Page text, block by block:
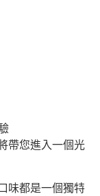
帶您進入一個光
味都是一個獨特